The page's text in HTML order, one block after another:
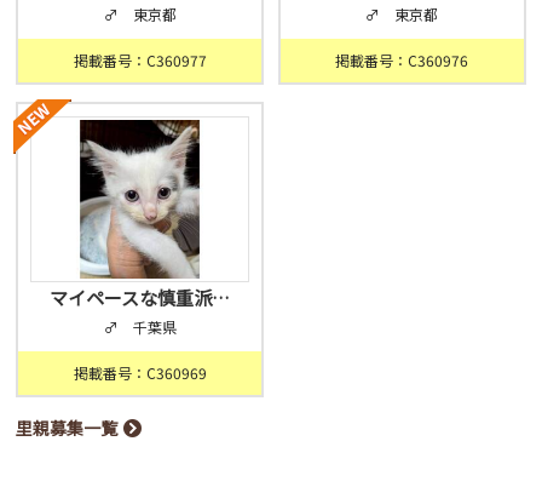
♂ 東京都
掲載番号：C360977
♂ 東京都
掲載番号：C360976
マイペースな慎重派…
♂ 千葉県
掲載番号：C360969
里親募集一覧